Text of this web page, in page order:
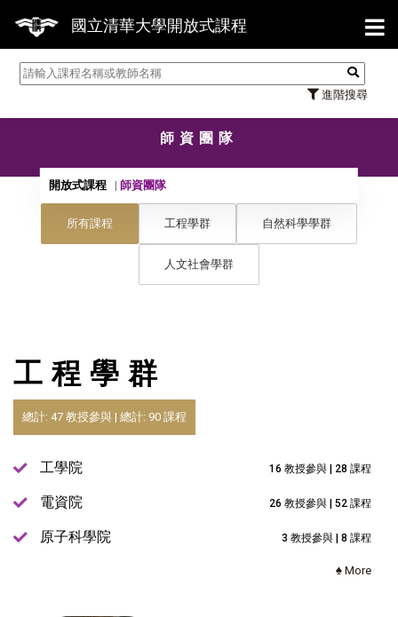
國立清華大學開放式課程
進階搜尋
【7/31】
師資團隊
開放式課程 師資團隊
所有課程 工程學群 自然科學學群
人文社會學群
工程學群
總計: 47 教授參與 | 總計: 90 課程
工學院 16 教授參與 | 28 課程
電資院 26 教授參與 | 52 課程
原子科學院 3 教授參與 | 8 課程
♠ More